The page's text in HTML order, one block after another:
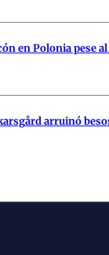
en Polonia pese
arruinó